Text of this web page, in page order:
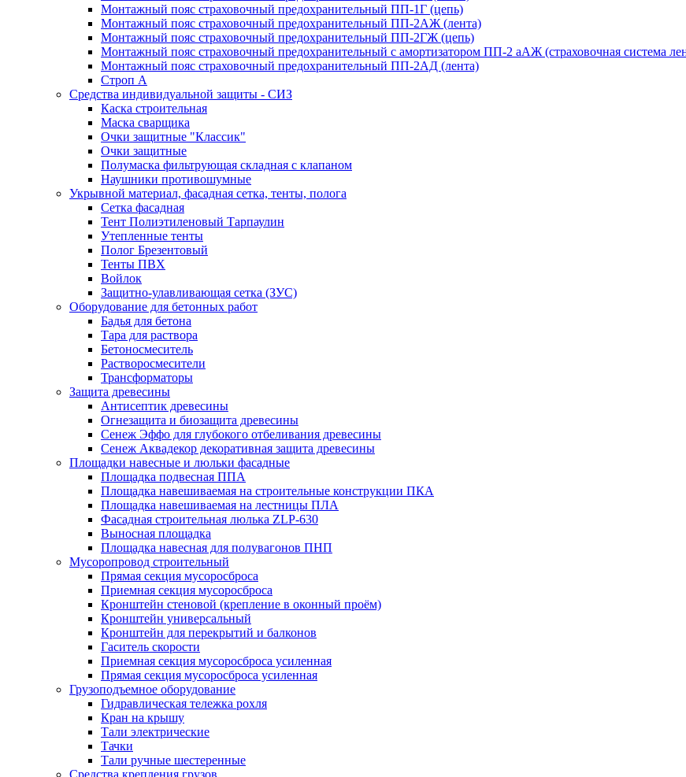
Монтажный пояс страховочный предохранительный ПП-1Г (цепь)
Монтажный пояс страховочный предохранительный ПП-2АЖ (лента)
Монтажный пояс страховочный предохранительный ПП-2ГЖ (цепь)
Монтажный пояс страховочный предохранительный с амортизатором ПП-2 аАЖ (страховочная система
Монтажный пояс страховочный предохранительный ПП-2АД (лента)
Строп А
Средства индивидуальной защиты - СИЗ
Каска строительная
Маска сварщика
Очки защитные "Классик"
Очки защитные
Полумаска фильтрующая складная с клапаном
Наушники противошумные
Укрывной материал, фасадная сетка, тенты, полога
Сетка фасадная
Тент Полиэтиленовый Тарпаулин
Утепленные тенты
Полог Брезентовый
Тенты ПВХ
Войлок
Защитно-улавливающая сетка (ЗУС)
Оборудование для бетонных работ
Бадья для бетона
Тара для раствора
Бетоносмеситель
Растворосмесители
Трансформаторы
Защита древесины
Антисептик древесины
Огнезащита и биозащита древесины
Сенеж Эффо для глубокого отбеливания древесины
Сенеж Аквадекор декоративная защита древесины
Площадки навесные и люльки фасадные
Площадка подвесная ППА
Площадка навешиваемая на строительные конструкции ПКА
Площадка навешиваемая на лестницы ПЛА
Фасадная строительная люлька ZLP-630
Выносная площадка
Площадка навесная для полувагонов ПНП
Мусоропровод строительный
Прямая секция мусоросброса
Приемная секция мусоросброса
Кронштейн стеновой (крепление в оконный проём)
Кронштейн универсальный
Кронштейн для перекрытий и балконов
Гаситель скорости
Приемная секция мусоросброса усиленная
Прямая секция мусоросброса усиленная
Грузоподъемное оборудование
Гидравлическая тележка рохля
Кран на крышу
Тали электрические
Тачки
Тали ручные шестеренные
Средства крепления грузов